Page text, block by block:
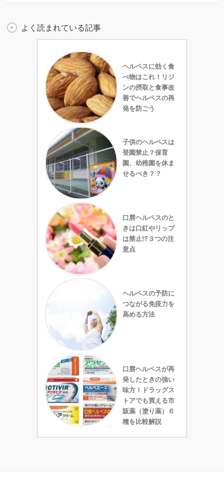
よく読まれている記事
ヘルペスに効く食
べ物はこれ！リジ
ンの摂取と食事改
善でヘルペスの再
発を防ごう
子供のヘルペスは
登園禁止？保育
園、幼稚園を休ま
せるべき？？
口唇ヘルペスのと
きは口紅やリップ
は禁止!?３つの注
意点
ヘルペスの予防に
つながる免疫力を
高める方法
口唇ヘルペスが再
発したときの強い
味方！ドラッグス
トアでも買える市
販薬（塗り薬）６
種を比較解説